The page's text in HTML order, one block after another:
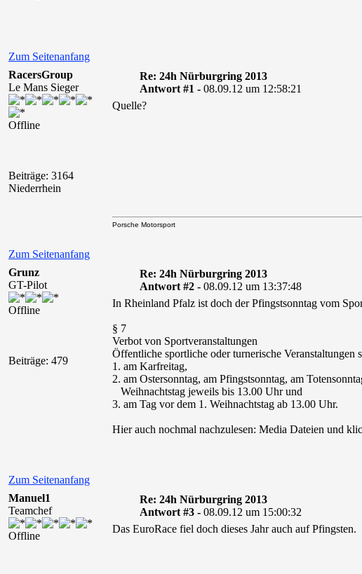
Zum Seitenanfang
RacersGroup
Le Mans Sieger
Offline
Beiträge: 3164
Niederrhein
Re: 24h Nürburgring 2013
Antwort #1 - 08.09.12 um 12:58:21
Quelle?
Zum Seitenanfang
Porsche Motorsport
Grunz
GT-Pilot
Offline
Beiträge: 479
Re: 24h Nürburgring 2013
Antwort #2 - 08.09.12 um 13:37:48
In Rheinland Pfalz ist doch der Pfingstsonntag vom
§ 7
Verbot von Sportveranstaltungen
Öffentliche sportliche oder turnerische Veranstaltungen
1. am Karfreitag,
2. am Ostersonntag, am Pfingstsonntag, am
Weihnachtstag jeweils bis 13.00 Uhr und
3. am Tag vor dem 1. Weihnachtstag ab 13.00 Uhr.
Hier auch nochmal nachzulesen: Media Dateien und
Zum Seitenanfang
Manuel1
Teamchef
Offline
Re: 24h Nürburgring 2013
Antwort #3 - 08.09.12 um 15:00:32
Das EuroRace fiel doch dieses Jahr auch auf Pfingsten.